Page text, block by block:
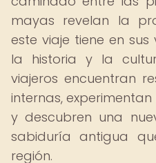
mayas revelan la
este viaje tiene en sus
la historia y la
viajeros encuentran
internas,
y descubren una
sabiduría antigua
región.